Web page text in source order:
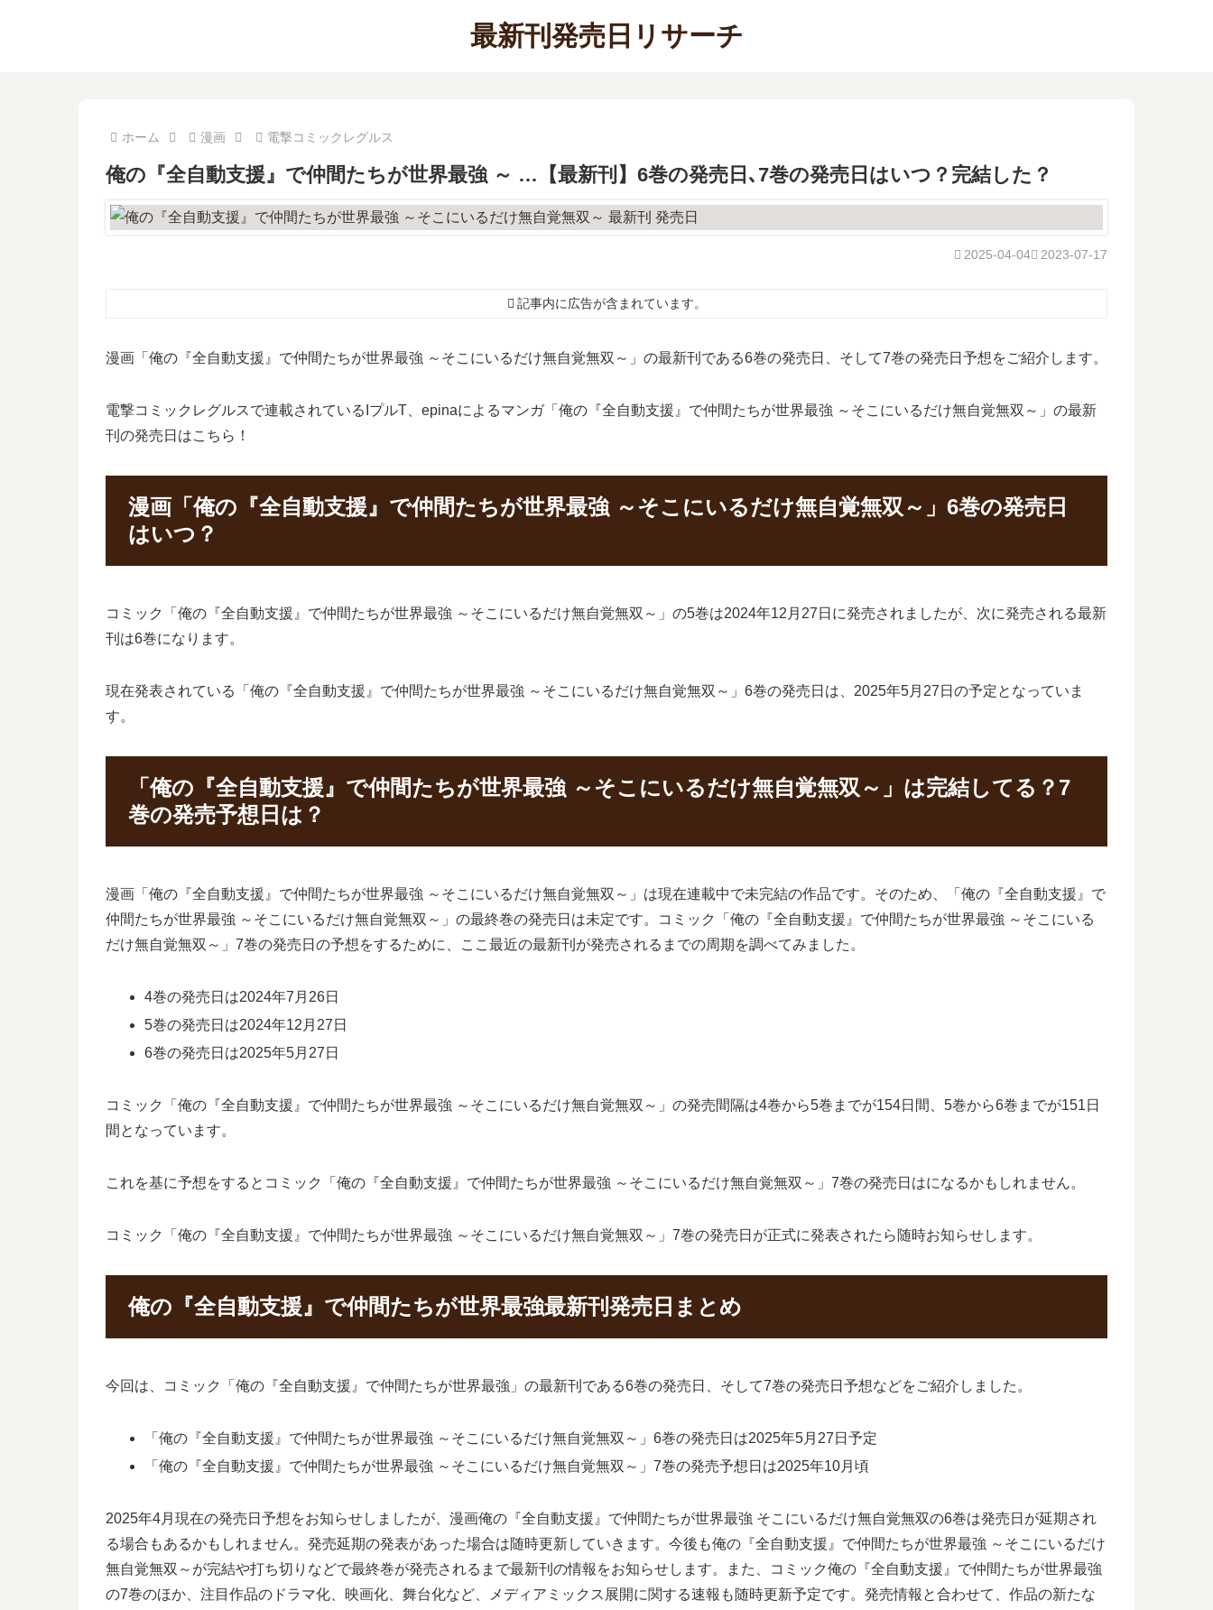
最新刊発売日リサーチ
ホーム 漫画 電撃コミックレグルス
俺の『全自動支援』で仲間たちが世界最強 ～ …【最新刊】6巻の発売日､7巻の発売日はいつ？完結した？
2023-07-17
2025-04-04
記事内に広告が含まれています。
漫画「俺の『全自動支援』で仲間たちが世界最強 ～そこにいるだけ無自覚無双～」の最新刊である6巻の発売日、そして7巻の発売日予想をご紹介します。
電撃コミックレグルスで連載されているIプルT、epinaによるマンガ「俺の『全自動支援』で仲間たちが世界最強 ～そこにいるだけ無自覚無双～」の最新
刊の発売日はこちら！
漫画「俺の『全自動支援』で仲間たちが世界最強 ～そこにいるだけ無自覚無双～」6巻の発売日
はいつ？
コミック「俺の『全自動支援』で仲間たちが世界最強 ～そこにいるだけ無自覚無双～」の5巻は2024年12月27日に発売されましたが、次に発売される最新
刊は6巻になります。
現在発表されている「俺の『全自動支援』で仲間たちが世界最強 ～そこにいるだけ無自覚無双～」6巻の発売日は、2025年5月27日の予定となっていま
す。
「俺の『全自動支援』で仲間たちが世界最強 ～そこにいるだけ無自覚無双～」は完結してる？7
巻の発売予想日は？
漫画「俺の『全自動支援』で仲間たちが世界最強 ～そこにいるだけ無自覚無双～」は現在連載中で未完結の作品です。そのため、「俺の『全自動支援』で
仲間たちが世界最強 ～そこにいるだけ無自覚無双～」の最終巻の発売日は未定です。コミック「俺の『全自動支援』で仲間たちが世界最強 ～そこにいる
だけ無自覚無双～」7巻の発売日の予想をするために、ここ最近の最新刊が発売されるまでの周期を調べてみました。
4巻の発売日は2024年7月26日
5巻の発売日は2024年12月27日
6巻の発売日は2025年5月27日
コミック「俺の『全自動支援』で仲間たちが世界最強 ～そこにいるだけ無自覚無双～」の発売間隔は4巻から5巻までが154日間、5巻から6巻までが151日
間となっています。
これを基に予想をするとコミック「俺の『全自動支援』で仲間たちが世界最強 ～そこにいるだけ無自覚無双～」7巻の発売日はになるかもしれません。
コミック「俺の『全自動支援』で仲間たちが世界最強 ～そこにいるだけ無自覚無双～」7巻の発売日が正式に発表されたら随時お知らせします。
俺の『全自動支援』で仲間たちが世界最強最新刊発売日まとめ
今回は、コミック「俺の『全自動支援』で仲間たちが世界最強」の最新刊である6巻の発売日、そして7巻の発売日予想などをご紹介しました。
「俺の『全自動支援』で仲間たちが世界最強 ～そこにいるだけ無自覚無双～」6巻の発売日は2025年5月27日予定
「俺の『全自動支援』で仲間たちが世界最強 ～そこにいるだけ無自覚無双～」7巻の発売予想日は2025年10月頃
2025年4月現在の発売日予想をお知らせしましたが、漫画俺の『全自動支援』で仲間たちが世界最強 そこにいるだけ無自覚無双の6巻は発売日が延期され
る場合もあるかもしれません。発売延期の発表があった場合は随時更新していきます。今後も俺の『全自動支援』で仲間たちが世界最強 ～そこにいるだけ
無自覚無双～が完結や打ち切りなどで最終巻が発売されるまで最新刊の情報をお知らせします。また、コミック俺の『全自動支援』で仲間たちが世界最強
の7巻のほか、注目作品のドラマ化、映画化、舞台化など、メディアミックス展開に関する速報も随時更新予定です。発売情報と合わせて、作品の新たな